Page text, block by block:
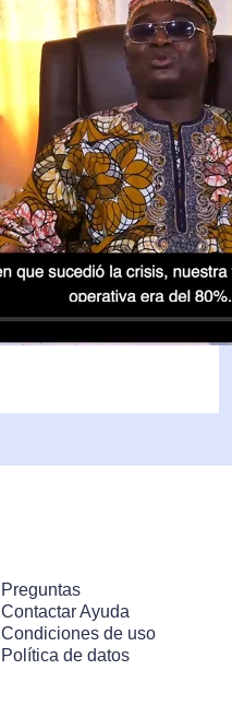
Preguntas
Contactar Ayuda
Condiciones de uso
Política de datos